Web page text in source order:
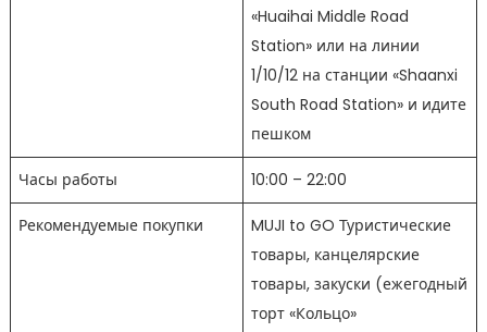
«Huaihai Middle Road
Station» или на линии
1/10/12 на станции «Shaanxi
South Road Station» и идите
пешком
Часы работы 10:00 – 22:00
Рекомендуемые покупки
MUJI to GO Туристические
товары, канцелярские
товары, закуски (ежегодный
торт «Кольцо»